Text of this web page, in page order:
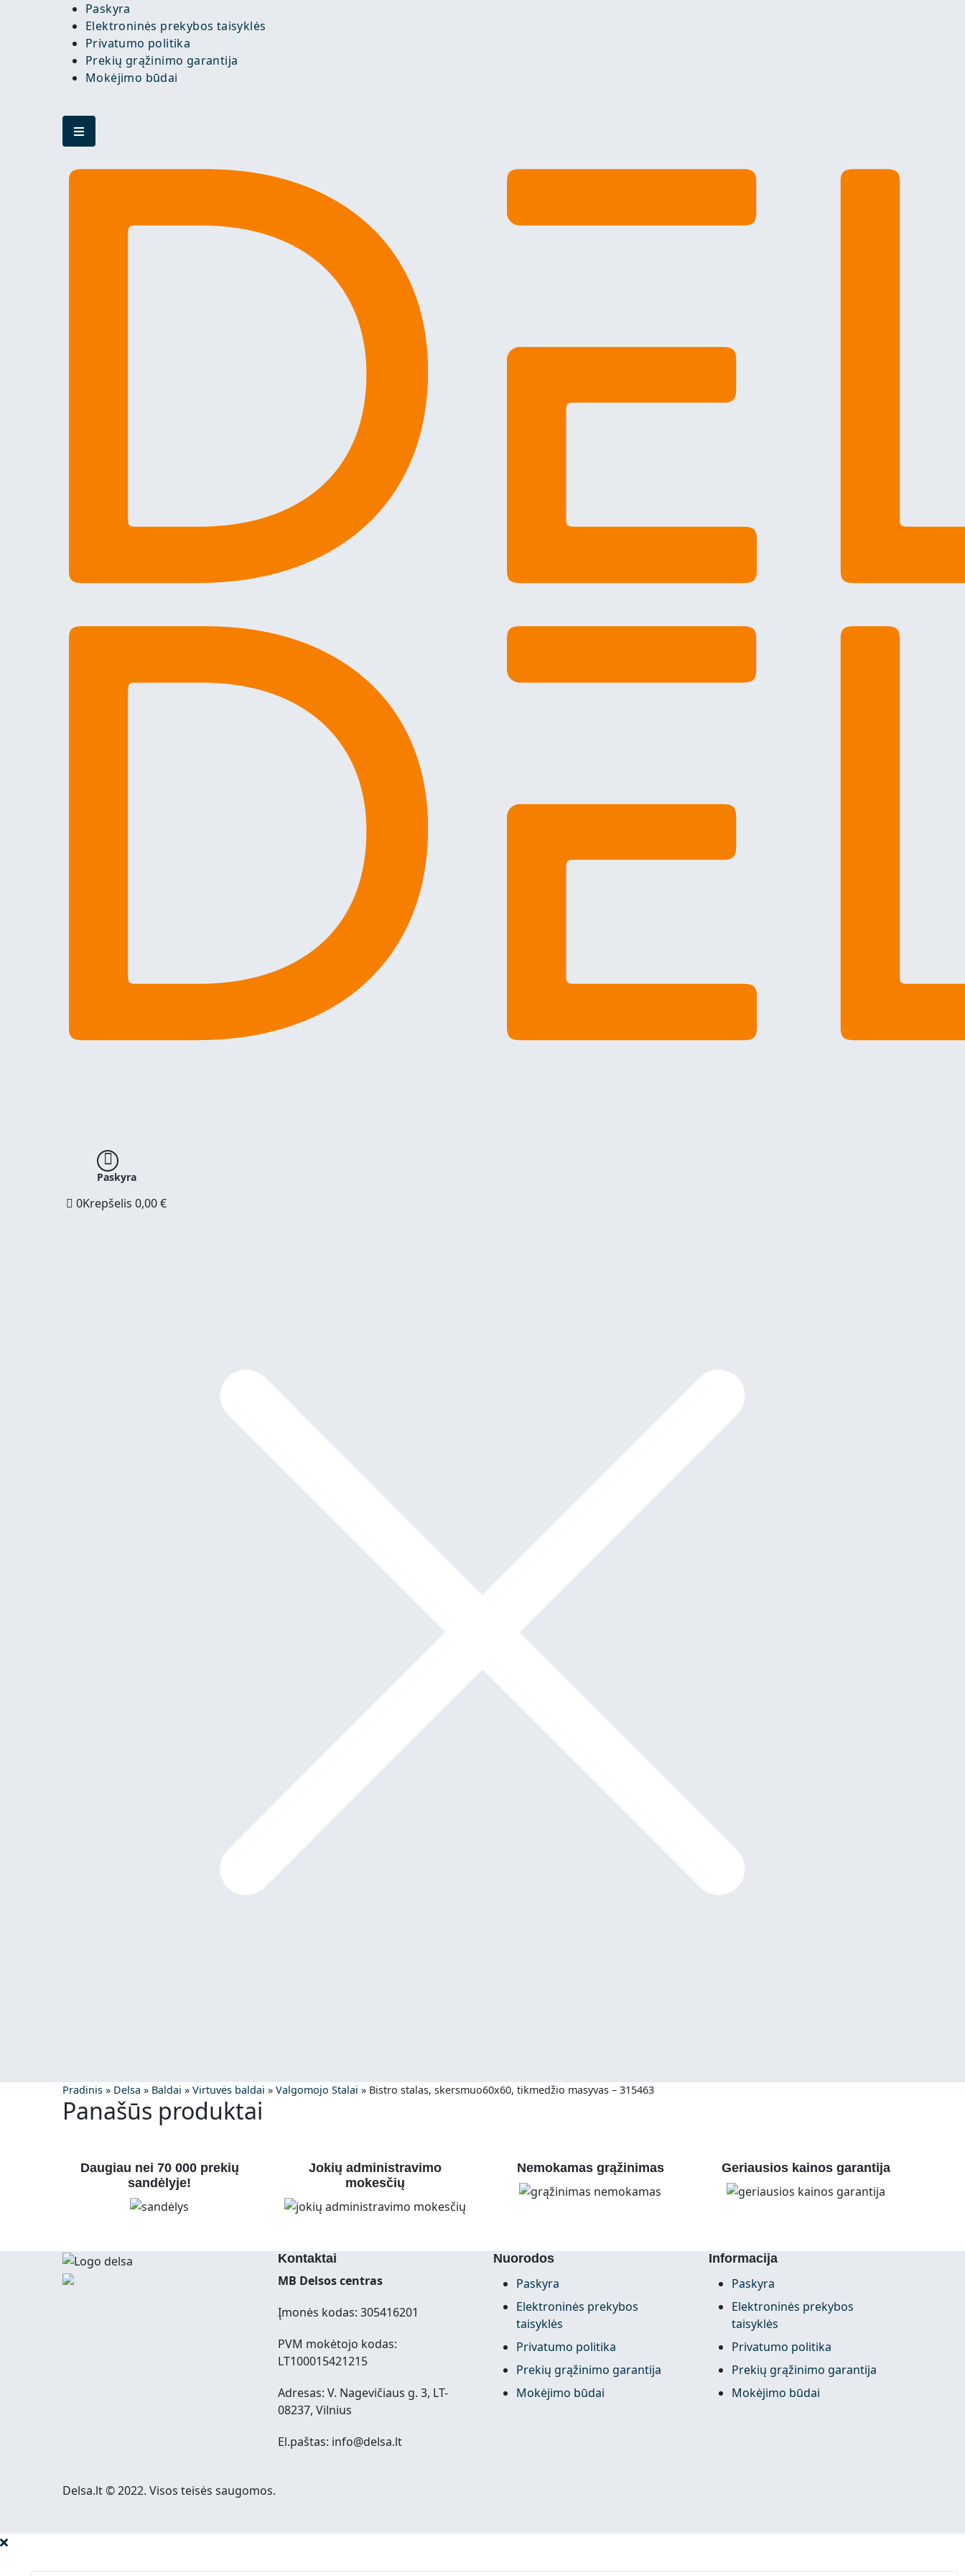
Paskyra
Elektroninės prekybos taisyklės
Privatumo politika
Prekių grąžinimo garantija
Mokėjimo būdai
Paskyra
0Krepšelis0,00€
Pradinis » Delsa » Baldai » Virtuvės baldai » Valgomojo Stalai » Bistro stalas, skersmuo60x60, tikmedžio masyvas – 315463
Panašūs produktai
Daugiau nei 70 000 prekių
sandėlyje!
Jokių administravimo
mokesčių
Nemokamas grąžinimas Geriausios kainos garantija
Kontaktai
MB Delsos centras
Įmonės kodas: 305416201
PVM mokėtojo kodas:
LT100015421215
Adresas: V. Nagevičiaus g. 3, LT-
08237, Vilnius
El.paštas: info@delsa.lt
Nuorodos
Paskyra
Elektroninės prekybos
taisyklės
Privatumo politika
Prekių grąžinimo garantija
Mokėjimo būdai
Informacija
Paskyra
Elektroninės prekybos
taisyklės
Privatumo politika
Prekių grąžinimo garantija
Mokėjimo būdai
Delsa.lt © 2022. Visos teisės saugomos.